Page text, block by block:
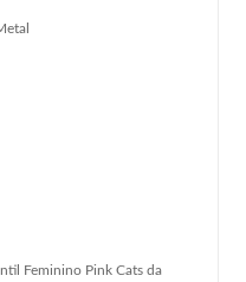
Feminino Pink Cats da